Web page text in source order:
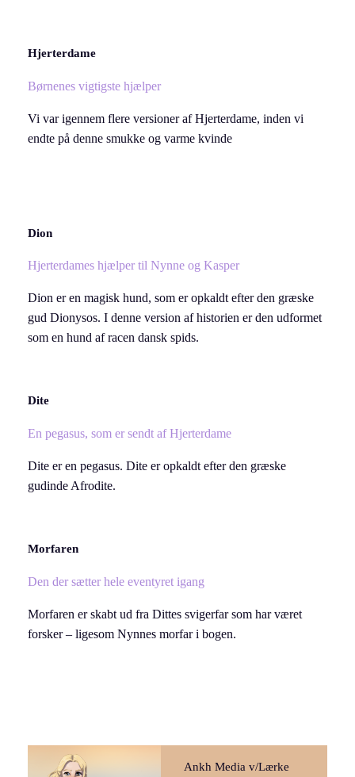
Hjerterdame
Børnenes vigtigste hjælper
Vi var igennem flere versioner af Hjerterdame, inden vi
endte på denne smukke og varme kvinde
Dion
Hjerterdames hjælper til Nynne og Kasper
Dion er en magisk hund, som er opkaldt efter den græske
gud Dionysos. I denne version af historien er den udformet
som en hund af racen dansk spids.
Dite
En pegasus, som er sendt af Hjerterdame
Dite er en pegasus. Dite er opkaldt efter den græske
gudinde Afrodite.
Morfaren
Den der sætter hele eventyret igang
Morfaren er skabt ud fra Dittes svigerfar som har været
forsker – ligesom Nynnes morfar i bogen.
Ankh Media v/Lærke